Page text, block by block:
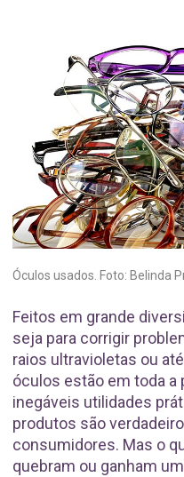
Óculos usados. Foto: Belinda
Feitos em grande
seja para corrigir
raios ultravioletas ou
óculos estão em toda a
inegáveis utilidades
produtos são
consumidores. Mas o
quebram ou ganham